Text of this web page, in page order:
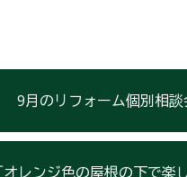
9月のリフォーム個別相談
オレンジ色の屋根の下で